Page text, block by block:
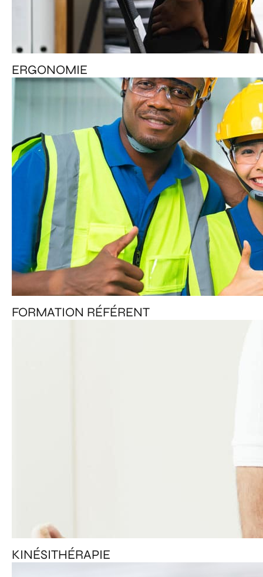
ERGONOMIE
FORMATION RÉFÉRENT
KINÉSITHÉRAPIE